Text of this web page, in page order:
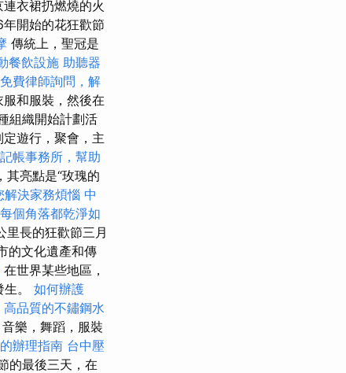
衣裙扔燃燒的火
開始的花狂歡節
傳統上，聖冠是
餐飲設施 助聽器
免費律師詢問，解
和服裝，然後在
組織開始計劃活
遊行，聚會，主
帳事務所，幫助
其亮點是“玫瑰的
決家務煩惱 中
個角落都乾淨如
里長的狂歡節三月
的文化遺產和傳
在世界某些地區，
。 如何辦護
高品質的不鏽鋼水
樂，舞蹈，服裝
辦理指南 台中壓
的最後三天，在